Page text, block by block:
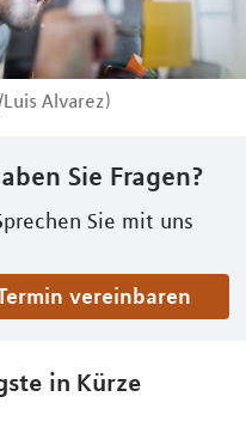
Alvarez)
Sie Fragen?
Sie mit uns
Termin vereinbaren
in Kürze